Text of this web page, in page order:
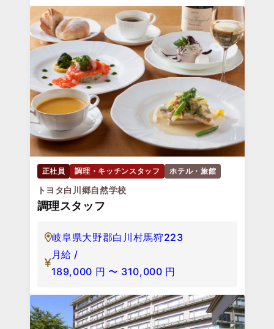
正社員 調理・キッチンスタッフ ホテル・旅館
トヨタ白川郷自然学校
調理スタッフ
岐阜県大野郡白川村馬狩223
月給 /
189,000 円 〜 310,000 円